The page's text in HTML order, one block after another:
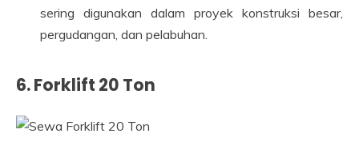
sering digunakan dalam proyek konstruksi besar,
pergudangan, dan pelabuhan.
6.Forklift 20 Ton